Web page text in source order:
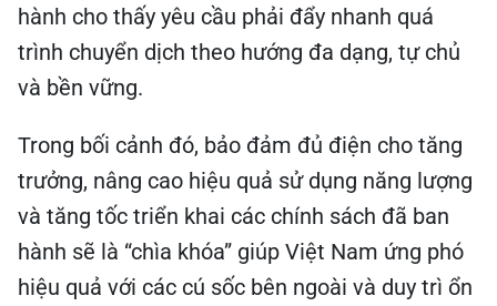
hành cho thấy yêu cầu phải đẩy nhanh quá
trình chuyển dịch theo hướng đa dạng, tự chủ
và bền vững.
Trong bối cảnh đó, bảo đảm đủ điện cho tăng
trưởng, nâng cao hiệu quả sử dụng năng lượng
và tăng tốc triển khai các chính sách đã ban
hành sẽ là “chìa khóa” giúp Việt Nam ứng phó
hiệu quả với các cú sốc bên ngoài và duy trì ổn